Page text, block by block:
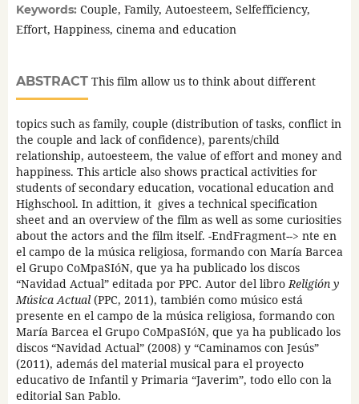
Keywords: Couple, Family, Autoesteem, Selfefficiency,
Effort, Happiness, cinema and education
ABSTRACTThis film allow us to think about different
topics such as family, couple (distribution of tasks, conflict in
the couple and lack of confidence), parents/child
relationship, autoesteem, the value of effort and money and
happiness. This article also shows practical activities for
students of secondary education, vocational education and
Highschool. In adittion, it gives a technical specification
sheet and an overview of the film as well as some curiosities
about the actors and the film itself. -EndFragment--> nte en
el campo de la música religiosa, formando con María Barcea
el Grupo CoMpaSIóN, que ya ha publicado los discos
“Navidad Actual” editada por PPC. Autor del libro Religión y
Música Actual (PPC, 2011), también como músico está
presente en el campo de la música religiosa, formando con
María Barcea el Grupo CoMpaSIóN, que ya ha publicado los
discos “Navidad Actual” (2008) y “Caminamos con Jesús”
(2011), además del material musical para el proyecto
educativo de Infantil y Primaria “Javerim”, todo ello con la
editorial San Pablo.